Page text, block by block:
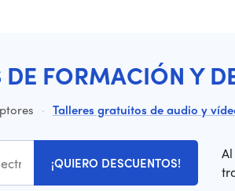
FORMACIÓN Y
· Talleres gratuitos de audio y
¡QUIERO DESCUENTOS!